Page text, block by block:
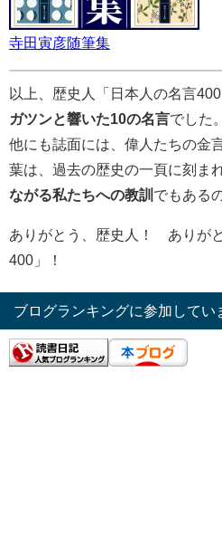
寺田寅彦随筆集
以上、歴史人「日本人の名言
ガツンと響いた10の名言でした。
他にも誌面には、偉人たちの金
葉は、過去の歴史の一頁に刻ま
ながる私たちへの教訓 でもある
ありがとう、歴史人！ ありが
400」！
ブログランキングに参加してい